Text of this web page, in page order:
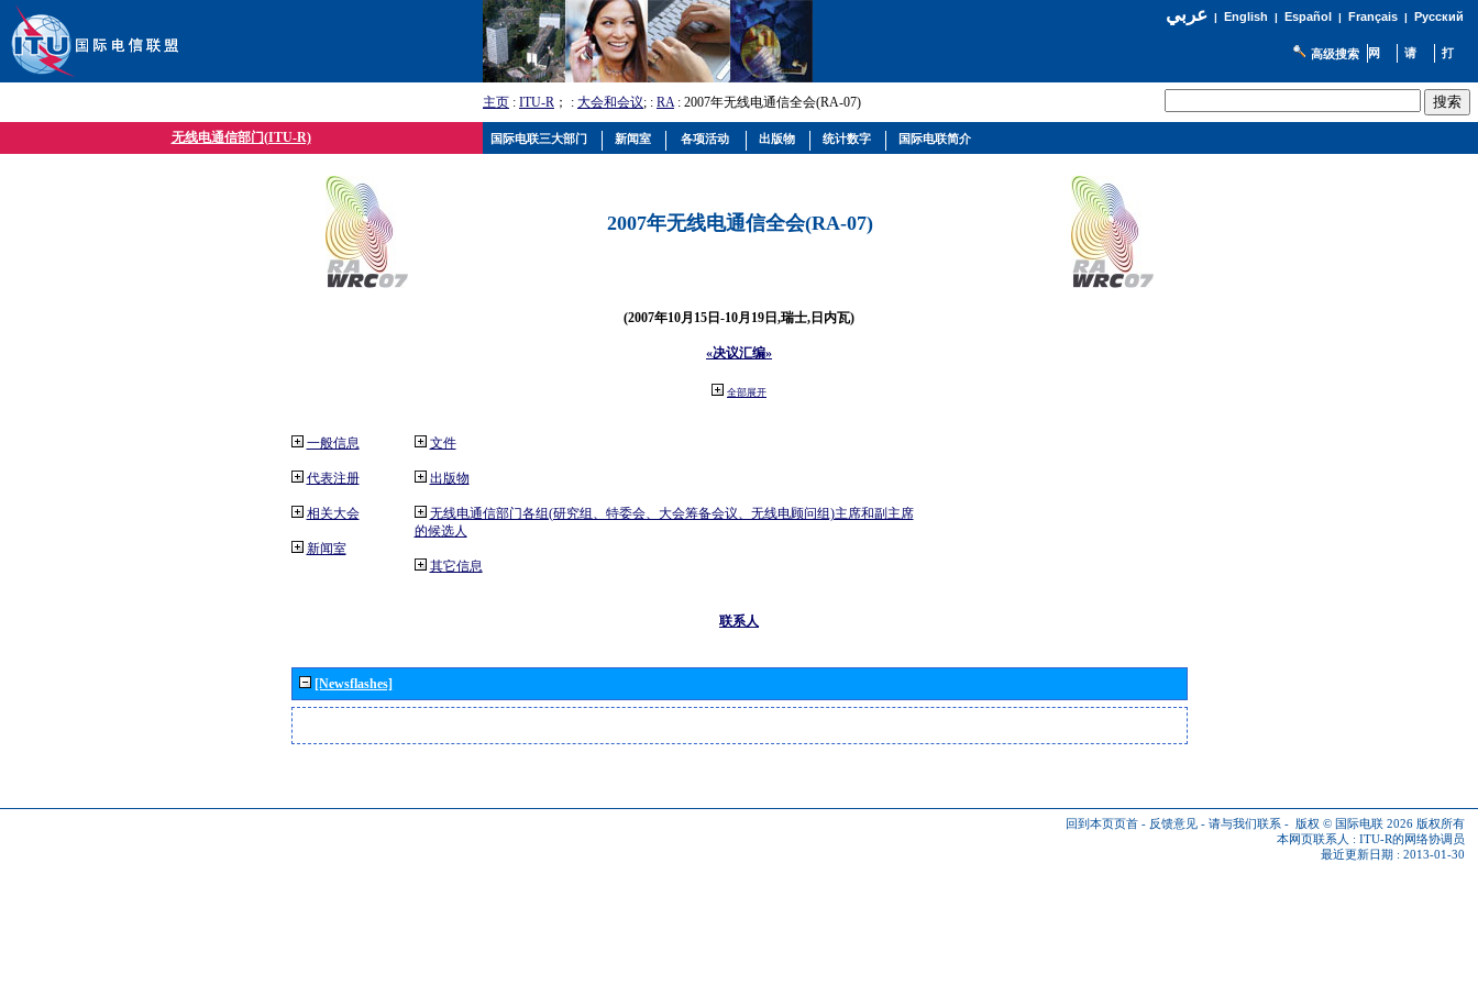
عربي| English | Español | Français| Русский
高级搜索
主页 : ITU-R ； : 大会和会议; : RA: 2007年无线电通信全会(RA-07)
无线电通信部门(ITU-R)
2007年无线电通信全会(RA-07)
(2007年10月15日-10月19日,瑞士,日内瓦)
«决议汇编»
全部展开
一般信息
代表注册
相关大会
新闻室
文件
出版物
无线电通信部门各组(研究组、特委会、大会筹备会议、无线电顾问组)主席和副主席
的候选人
其它信息
联系人
[Newsflashes]
回到本页页首 - 反馈意见 - 请与我们联系 - 版权 © 国际电联 2026 版权所有
本网页联系人 : ITU-R的网络协调员
最近更新日期 : 2013-01-30
国际电联三大部门 新闻室 各项活动 出版物 统计数字 国际电联简介